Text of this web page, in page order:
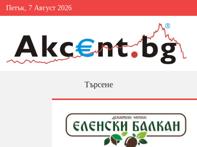
Петък, 7 Август 2026
Търсене